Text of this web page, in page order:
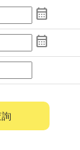
calendar_month
calendar_month